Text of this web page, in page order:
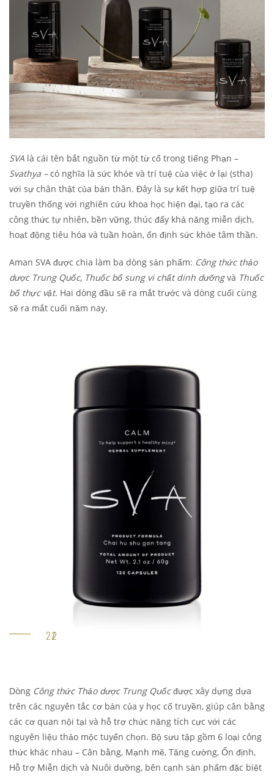
SVA là cái tên bắt nguồn từ một từ cổ trong tiếng Phạn –
Svathya –có nghĩa là sức khỏe và trí tuệ của việc ở lại (stha)
với sự chân thật của bản thân. Đây là sự kết hợp giữa trí tuệ
truyền thống với nghiên cứu khoa học hiện đại, tạo ra các
công thức tự nhiên, bền vững, thúc đẩy khả năng miễn dịch,
hoạt động tiêu hóa và tuần hoàn, ổn định sức khỏe tâm thần.
Aman SVA được chia làm ba dòng sản phẩm: Công thức thảo
dược Trung Quốc, Thuốc bổ sung vi chất dinh dưỡngvà Thuốc
bổ thực vật. Hai dòng đầu sẽ ra mắt trước và dòng cuối cùng
sẽ ra mắt cuối năm nay.
Dòng Công thức Thảo dược Trung Quốcđược xây dựng dựa
trên các nguyên tắc cơ bản của y học cổ truyền, giúp cân bằng
các cơ quan nội tại và hỗ trợ chức năng tích cực với các
nguyên liệu thảo mộc tuyển chọn. Bộ sưu tập gồm 6 loại công
thức khác nhau – Cân bằng, Mạnh mẽ, Tăng cường, Ổn định,
Hỗ trợ Miễn dịch và Nuôi dưỡng, bên cạnh sản phẩm đặc biệt